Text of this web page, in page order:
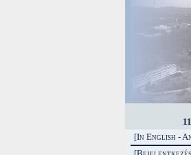
[In English -